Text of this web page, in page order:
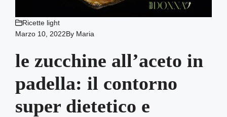
Ricette light
Marzo 10, 2022By Maria
le zucchine all’aceto in
padella: il contorno
super dietetico e